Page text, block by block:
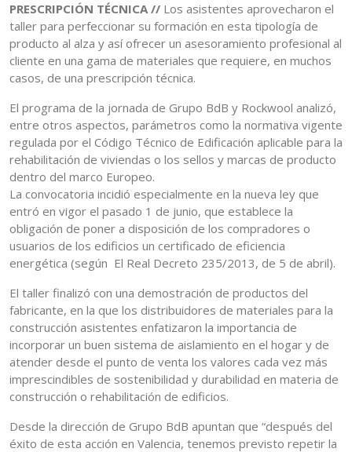
PRESCRIPCIÓN TÉCNICA // Los asistentes aprovecharon el
taller para perfeccionar su formación en esta tipología de
producto al alza y así ofrecer un asesoramiento profesional al
cliente en una gama de materiales que requiere, en muchos
casos, de una prescripción técnica.
El programa de la jornada de Grupo BdB y Rockwool analizó,
entre otros aspectos, parámetros como la normativa vigente
regulada por el Código Técnico de Edificación aplicable para la
rehabilitación de viviendas o los sellos y marcas de producto
dentro del marco Europeo.
La convocatoria incidió especialmente en la nueva ley que
entró en vigor el pasado 1 de junio, que establece la
obligación de poner a disposición de los compradores o
usuarios de los edificios un certificado de eficiencia
energética (según El Real Decreto 235/2013, de 5 de abril).
El taller finalizó con una demostración de productos del
fabricante, en la que los distribuidores de materiales para la
construcción asistentes enfatizaron la importancia de
incorporar un buen sistema de aislamiento en el hogar y de
atender desde el punto de venta los valores cada vez más
imprescindibles de sostenibilidad y durabilidad en materia de
construcción o rehabilitación de edificios.
Desde la dirección de Grupo BdB apuntan que “después del
éxito de esta acción en Valencia, tenemos previsto repetir la